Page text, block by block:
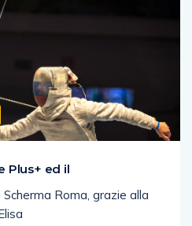
Plus+ ed il
Roma, grazie alla